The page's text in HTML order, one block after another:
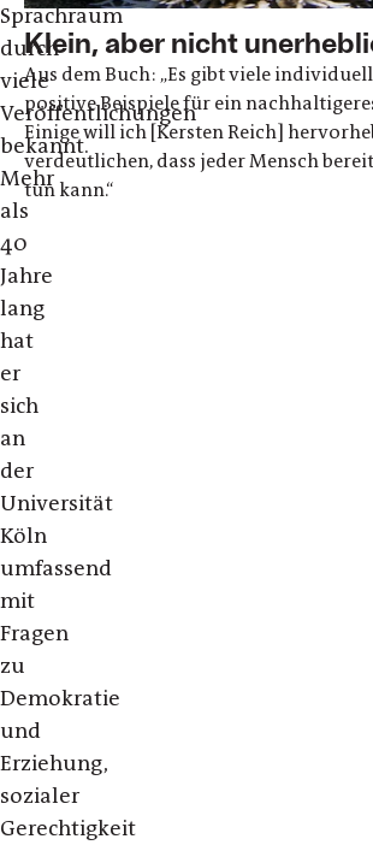
Sprachraum
durch
viele
Veröffentlichungen
bekannt.
Mehr
als
40
Jahre
lang
hat
er
sich
an
der
Universität
Köln
umfassend
mit
Fragen
zu
Demokratie
und
Erziehung,
sozialer
Gerechtigkeit
Klein, aber nicht
Aus dem Buch: „Es gibt viele
positive Beispiele für ein
Einige will ich [Kersten Reich]
verdeutlichen, dass jeder Mensch
tun kann.“